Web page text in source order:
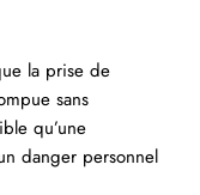
la prise de
sans
qu’une
danger personnel